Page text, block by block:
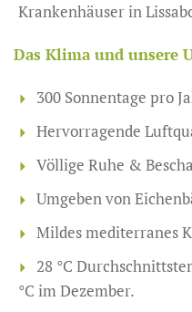
Krankenhäuser in
Das Klima und unsere
300 Sonnentage pro
Hervorragende
Völlige Ruhe &
Umgeben von
Mildes mediterranes
28 °C
°C im Dezember.